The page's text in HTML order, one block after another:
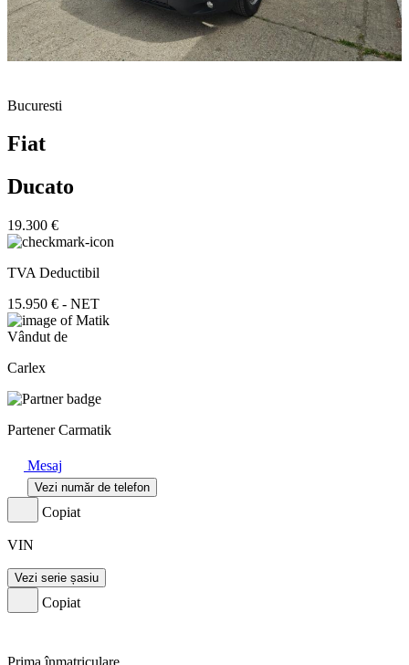
Bucuresti
Fiat
Ducato
19.300 €
TVA Deductibil
15.950 € - NET
Vândut de
Carlex
Partener Carmatik
Mesaj
Vezi număr de telefon
Copiat
VIN
Vezi serie șasiu
Copiat